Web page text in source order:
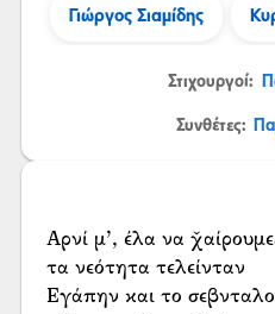
Γιώργος Σιαμίδης
Στιχουργοί:
Συνθέτες:
Αρνί μ’, έλα να
τα νεότητα τελείνταν
Εγάπην και το